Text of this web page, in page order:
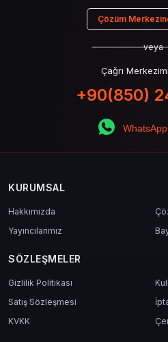
Çözüm
veya
Çağrı
+90(850)
KURUMSAL
Hakkımızda
Yayıncılarımız
SÖZLEŞMELER
Gizlilik Politikası
Satış Sözleşmesi
KVKK